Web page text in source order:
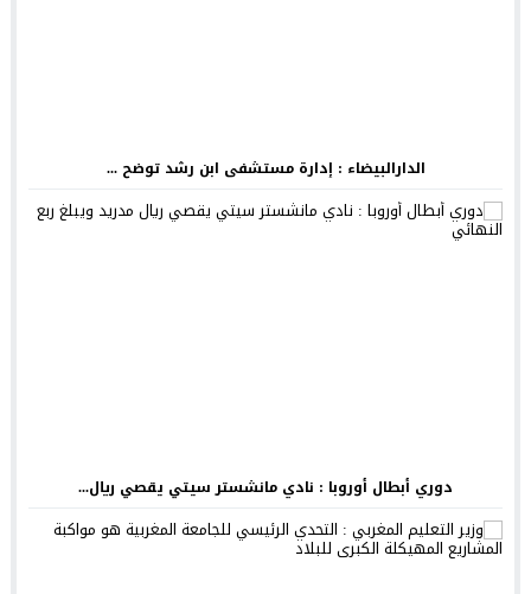
الدارالبيضاء : إدارة مستشفى ابن رشد توضح ...
دوري أبطال أوروبا : نادي مانشستر سيتي يقصي ريال...